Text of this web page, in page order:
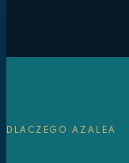
DLACZEGO AZALEA